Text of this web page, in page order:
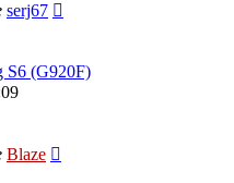
serj67
S6 (G920F)
Blaze